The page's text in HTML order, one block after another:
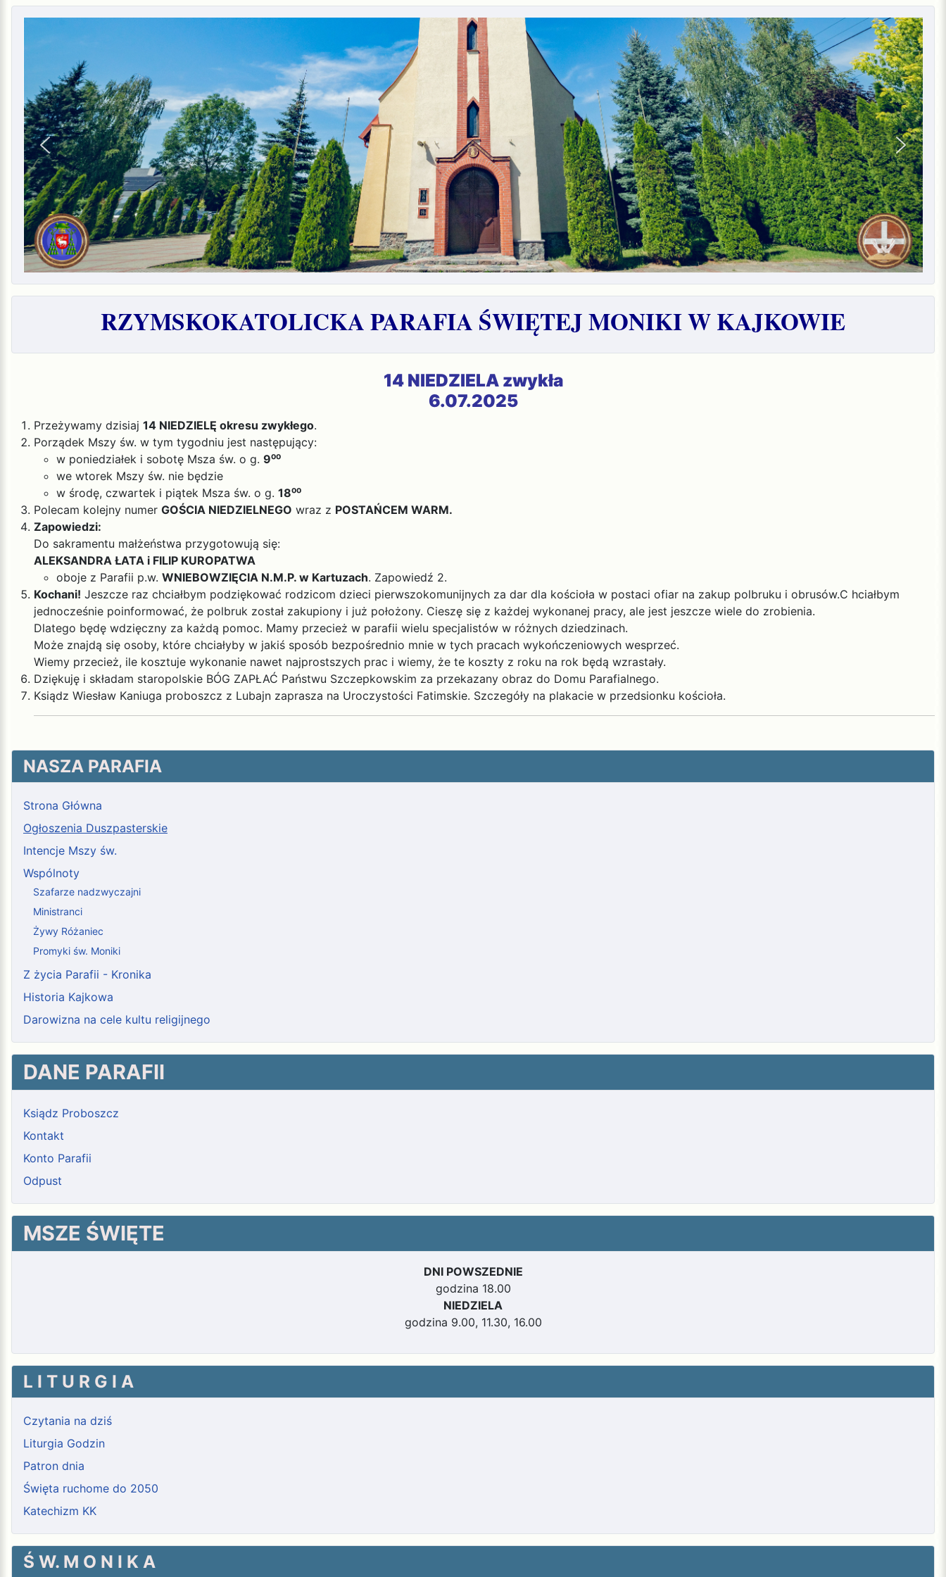
RZYMSKOKATOLICKA PARAFIA ŚWIĘTEJ MONIKI W KAJKOWIE
14 NIEDZIELA zwykła
6.07.2025
Przeżywamy dzisiaj 14 NIEDZIELĘ okresu zwykłego.
Porządek Mszy św. w tym tygodniu jest następujący:
w poniedziałek i sobotę Msza św. o g. 9⁰⁰
we wtorek Mszy św. nie będzie
w środę, czwartek i piątek Msza św. o g. 18⁰⁰
Polecam kolejny numer GOŚCIA NIEDZIELNEGO wraz z POSTAŃCEM WARM.
Zapowiedzi:
Do sakramentu małżeństwa przygotowują się:
ALEKSANDRA ŁATA i FILIP KUROPATWA
oboje z Parafii p.w. WNIEBOWZIĘCIA N.M.P. w Kartuzach. Zapowiedź 2.
Kochani! Jeszcze raz chciałbym podziękować rodzicom dzieci pierwszokomunijnych za dar dla kościoła w postaci ofiar na zakup polbruku i obrusów.C hciałbym
jednocześnie poinformować, że polbruk został zakupiony i już położony. Cieszę się z każdej wykonanej pracy, ale jest jeszcze wiele do zrobienia.
Dlatego będę wdzięczny za każdą pomoc. Mamy przecież w parafii wielu specjalistów w różnych dziedzinach.
Może znajdą się osoby, które chciałyby w jakiś sposób bezpośrednio mnie w tych pracach wykończeniowych wesprzeć.
Wiemy przecież, ile kosztuje wykonanie nawet najprostszych prac i wiemy, że te koszty z roku na rok będą wzrastały.
Dziękuję i składam staropolskie BÓG ZAPŁAĆ Państwu Szczepkowskim za przekazany obraz do Domu Parafialnego.
Ksiądz Wiesław Kaniuga proboszcz z Lubajn zaprasza na Uroczystości Fatimskie. Szczegóły na plakacie w przedsionku kościoła.
NASZA PARAFIA
Strona Główna
Ogłoszenia Duszpasterskie
Intencje Mszy św.
Wspólnoty
Szafarze nadzwyczajni
Ministranci
Żywy Różaniec
Promyki św. Moniki
Z życia Parafii - Kronika
Historia Kajkowa
Darowizna na cele kultu religijnego
DANE PARAFII
Ksiądz Proboszcz
Kontakt
Konto Parafii
Odpust
MSZE ŚWIĘTE
DNI POWSZEDNIE
godzina 18.00
NIEDZIELA
godzina 9.00, 11.30, 16.00
L I T U R G I A
Czytania na dziś
Liturgia Godzin
Patron dnia
Święta ruchome do 2050
Katechizm KK
Ś W. M O N I K A